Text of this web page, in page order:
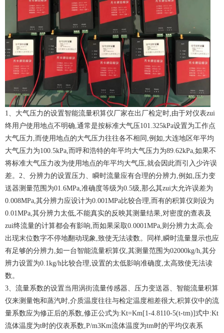
1、 大气压力的设置智能流量积算仪厂家在出厂检定时,由于对仪表zui
终用户使用地点不明确,通常是按标准大气压101.325kPa设置为工作点
大气压力,而使用地点的大气压力往往各不相同,例如,大连地区年平均
大气压力为100.5kPa,而呼和浩特的年平均大气压力为89.62kPa,如果不
将标准大气压力改为使用地点的年平均大气压,就会因此而引入少许误
差。2、分辨力的设置压力、瞬时流量应有合理的分辨力,例如,压力变
送器测量范围为01.6MPa,准确度等级为0.5级,那么其zui大允许误差为
0.008MPa,其分辨力应设计为0.001MPa比较合理,而有的积算仪则设为
0.01MPa,其分辨力太低,不能真实的反映其测量结果,对密度的查表及
zui终流量的计算都会有影响,而如果采取0.0001MPa,则分辨力太高,会
出现末位数字不停地翻动现象,致使无法读数。同样,瞬时流量显示也应
有足够的分辨力,如一台智能流量积算仪,其测量范围为02000kg/h,其分
辨力设置为0.1kg/h比较合理,设置的太低影响准确度,太高致使无法读
数。
3、流量系数的设置当用涡街流量传感器、压力变送器、智能流量积算
仪来测量饱和蒸汽时,介质温度往往与检定温度相差很大,积算仪中的流
量系数应为修正后的系数,修正公式为:Kt=Km[1-4.8110-5(t-tm)]式中:Kt
流体温度为t时的仪表系数,P/m3Km流体温度为tm时的平均仪表系